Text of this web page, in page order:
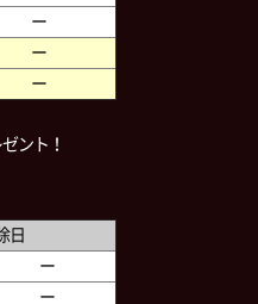
ー
ー
ー
ント！
日
ー
ー